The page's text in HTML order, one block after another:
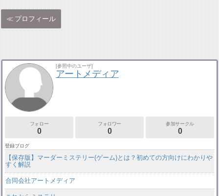
プロフィール
[参照中のユーザ]
アートメディア
フォロー
0
フォロワー
0
参加サークル
0
登録ブログ
【保存版】マーダーミステリー(ゲーム)とは？初めての方向けにわかりや
すく解説
合同会社アートメディア